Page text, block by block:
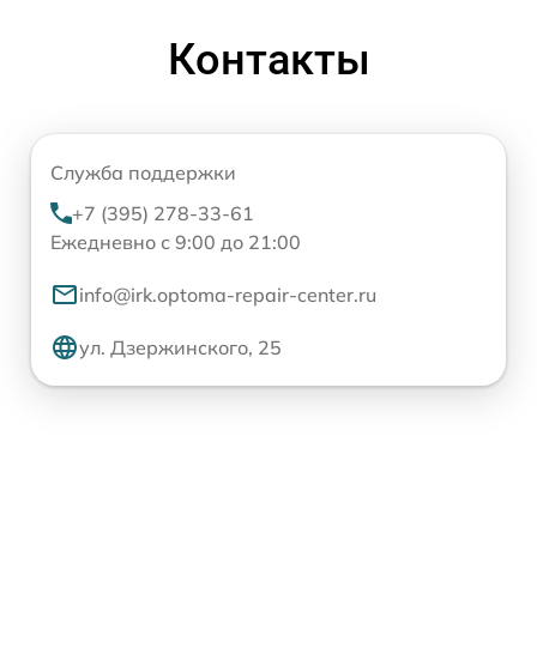
Контакты
Служба поддержки
+7 (395) 278-33-61
Ежедневно с 9:00 до 21:00
info@irk.optoma-repair-center.ru
ул. Дзержинского, 25